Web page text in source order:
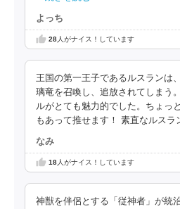
よっち
28人がナイス！しています
王国の第一王子であるルスランは
璃竜を召喚し、追放されてしまう
ルがとても魅力的でした。ちょっ
もあって推せます！ 素直なルスラ
なみ
18人がナイス！しています
神獣を伴侶とする「従神者」が統